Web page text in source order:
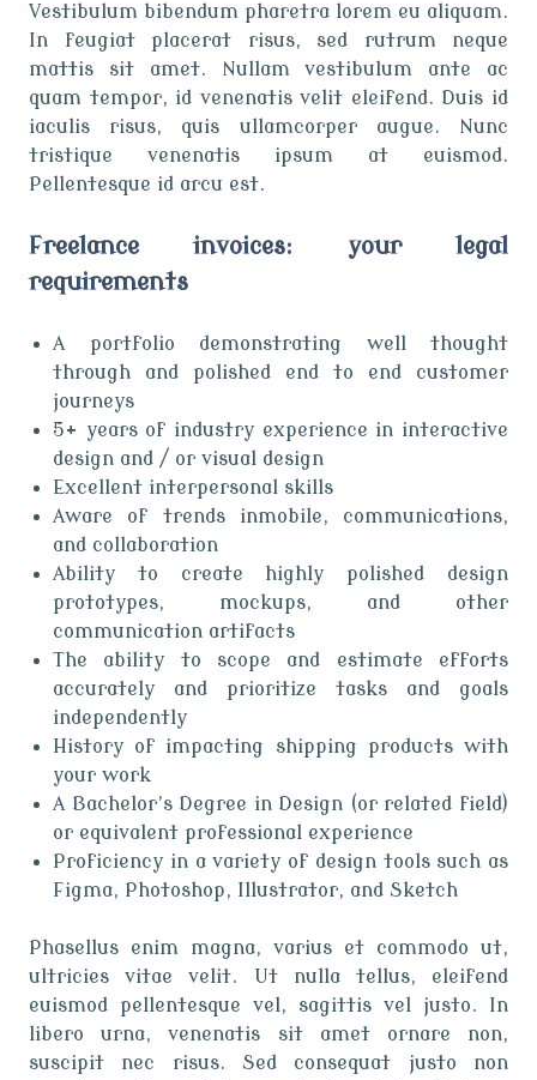
Vestibulum bibendum pharetra lorem eu aliquam.
In feugiat placerat risus, sed rutrum neque
mattis sit amet. Nullam vestibulum ante ac
quam tempor, id venenatis velit eleifend. Duis id
iaculis risus, quis ullamcorper augue. Nunc
tristique venenatis ipsum at euismod.
Pellentesque id arcu est.
Freelance invoices: your legal
requirements
A portfolio demonstrating well thought
through and polished end to end customer
journeys
5+ years of industry experience in interactive
design and / or visual design
Excellent interpersonal skills
Aware of trends inmobile, communications,
and collaboration
Ability to create highly polished design
prototypes, mockups, and other
communication artifacts
The ability to scope and estimate efforts
accurately and prioritize tasks and goals
independently
History of impacting shipping products with
your work
A Bachelor’s Degree in Design (or related field)
or equivalent professional experience
Proficiency in a variety of design tools such as
Figma, Photoshop, Illustrator, and Sketch
Phasellus enim magna, varius et commodo ut,
ultricies vitae velit. Ut nulla tellus, eleifend
euismod pellentesque vel, sagittis vel justo. In
libero urna, venenatis sit amet ornare non,
suscipit nec risus. Sed consequat justo non